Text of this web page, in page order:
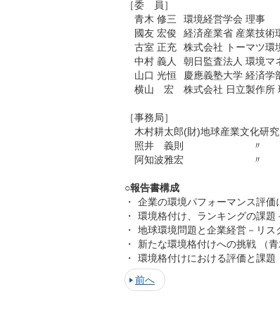
［委 員］
青木 修三
環境経営学会 理事
國友 宏俊
経済産業省 産業技術
古室 正充
株式会社 トーマツ環
中村 義人
朝日監査法人 環境マ
山口 光恒
慶應義塾大学 経済学
横山 宏
株式会社 日立製作所
［事務局］
木村耕太郎(財)地球産業文化研
照井 義則
〃
阿知波雅宏 〃
○報告書構成
・
企業の環境パフォーマンス評
・
環境格付け、ランキングの課題
・
地球環境問題と企業経営－リ
・
新たな環境格付けへの挑戦 （青
・
環境格付けにおける評価と課題
前へ